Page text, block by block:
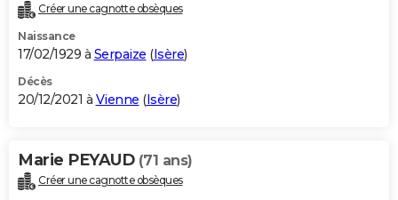
Créer une cagnotte obsèques
Naissance
17/02/1929 à Serpaize (Isère)
Décès
20/12/2021 à Vienne (Isère)
Marie PEYAUD (71 ans)
Créer une cagnotte obsèques